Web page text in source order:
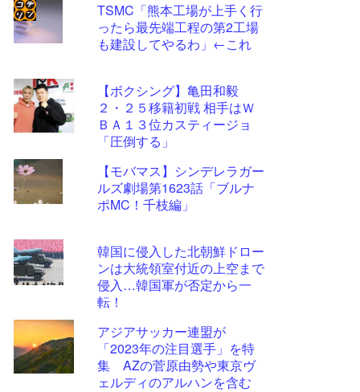
TSMC「熊本工場が上手く行
ったら最先端工程の第2工場
も建設してやるわ」←これ
【ボクシング】亀田和毅
２・２５移籍初戦 相手はＷ
ＢＡ１３位カスティージョ
「圧倒する」
【モバマス】シンデレラガー
ルズ劇場第1623話「ブルナ
ポMC！千枝編」
韓国に侵入した北朝鮮ドロー
ンは大統領室付近の上空まで
侵入…韓国軍が否定から一
転！
アジアサッカー連盟が
「2023年の注目選手」を特
集 AZの菅原由勢や東京ヴ
ェルディのアルハンを含む
コテ
- 固
定リ
ンク
更新
ツー